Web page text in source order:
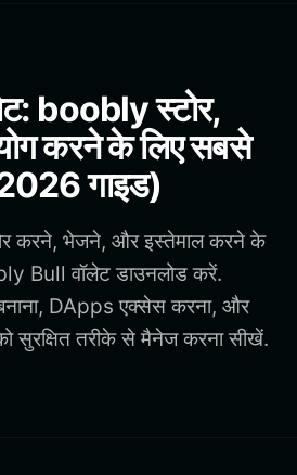
boobly स्टोर,
करने के लिए सबसे
गाइड)
करने, भेजने, और इस्तेमाल करने के
Bull वॉलेट डाउनलोड करें.
DApps एक्सेस करना, और
तरीके से मैनेज करना सीखें.